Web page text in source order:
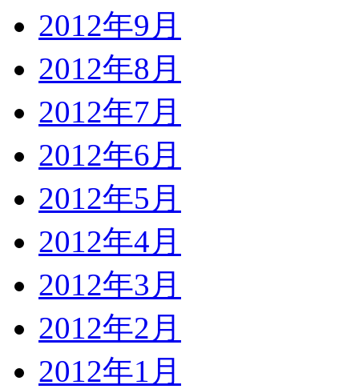
2012年9月
2012年8月
2012年7月
2012年6月
2012年5月
2012年4月
2012年3月
2012年2月
2012年1月